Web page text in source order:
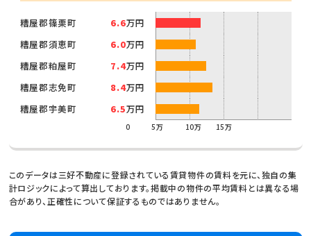
糟屋郡篠栗町 6.6万円
糟屋郡須恵町
6.0万円
糟屋郡粕屋町
7.4万円
糟屋郡志免町
8.4万円
糟屋郡宇美町
6.5万円
0 5万 10万 15万
このデータは三好不動産に登録されている賃貸物件の賃料を元に、独自の集
計ロジックによって算出しております。掲載中の物件の平均賃料とは異なる場
合があり、正確性について保証するものではありません。